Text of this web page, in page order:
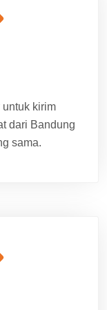
kirim
dari Bandung
sama.